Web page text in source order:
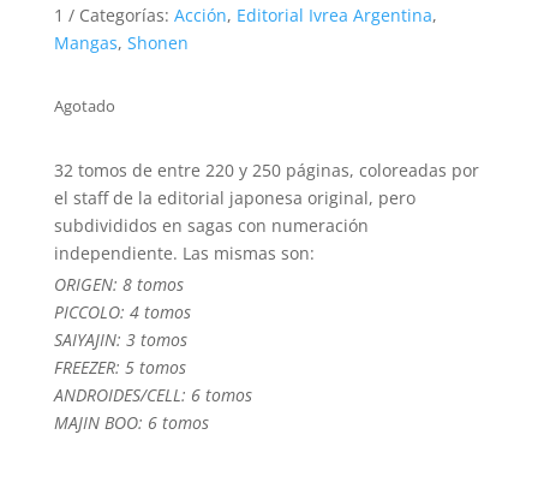
1
Categorías: Acción, Editorial Ivrea Argentina,
Mangas, Shonen
Agotado
32 tomos de entre 220 y 250 páginas, coloreadas por
el staff de la editorial japonesa original, pero
subdivididos en sagas con numeración
independiente. Las mismas son:
ORIGEN: 8 tomos
PICCOLO: 4 tomos
SAIYAJIN: 3 tomos
FREEZER: 5 tomos
ANDROIDES/CELL: 6 tomos
MAJIN BOO: 6 tomos